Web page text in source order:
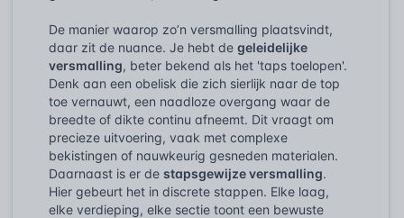
De manier waarop zo’n versmalling plaatsvindt,
daar zit de nuance. Je hebt de geleidelijke
versmalling, beter bekend als het 'taps toelopen'.
Denk aan een obelisk die zich sierlijk naar de top
toe vernauwt, een naadloze overgang waar de
breedte of dikte continu afneemt. Dit vraagt om
precieze uitvoering, vaak met complexe
bekistingen of nauwkeurig gesneden materialen.
Daarnaast is er de stapsgewijze versmalling.
Hier gebeurt het in discrete stappen. Elke laag,
elke verdieping, elke sectie toont een bewuste